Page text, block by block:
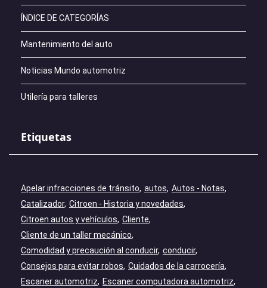
ÍNDICE DE CATEGORÍAS
Mantenimiento del auto
Noticias Mundo automotriz
Utilería para talleres
Etiquetas
Apelar infracciones de tránsito autos Autos - Notas
Catalizador Citroen - Historia y novedades
Citroen autos y vehículos Cliente
Cliente de un taller mecánico
Comodidad y precaución al conducir conducir
Consejos para evitar robos Cuidados de la carrocería
Escaner automotriz
Escaner computadora automotriz